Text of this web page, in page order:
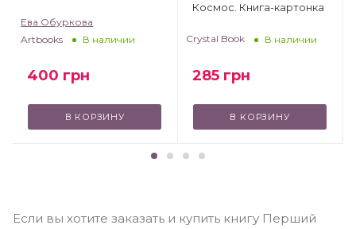
Ева Обуркова
Artbooks
В наличии
400 грн
В КОРЗИНУ
Космос. Книга-картонка
Crystal Book В наличии
285 грн
В КОРЗИНУ
Если вы хотите заказать и купить книгу Перший